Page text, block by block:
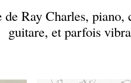
Ray Charles, piano,
guitare, et parfois